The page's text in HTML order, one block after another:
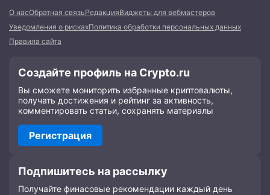
О насОбратная связьРедакцияВиджеты для вебмастеров
Уведомления о рискахПолитика обработки персональных данных
Правила сайта
Создайте профиль на Crypto.ru
Вы сможете мониторить избранные криптовалюты,
получать достижения и рейтинг за активность,
комментировать статьи, сохранять материалы
Регистрация
Подпишитесь на рассылку
Получайте финасовые рекомендации каждый день